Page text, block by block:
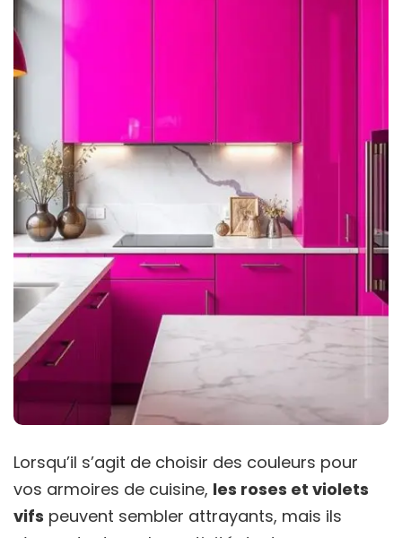
Lorsqu’il s’agit de choisir des couleurs pour
vos armoires de cuisine, les roses et violets
vifs peuvent sembler attrayants, mais ils